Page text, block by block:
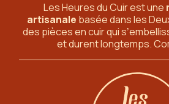
Les Heures du Cuir est une
artisanale basée dans les
des pièces en cuir qui
et durent longtemps.